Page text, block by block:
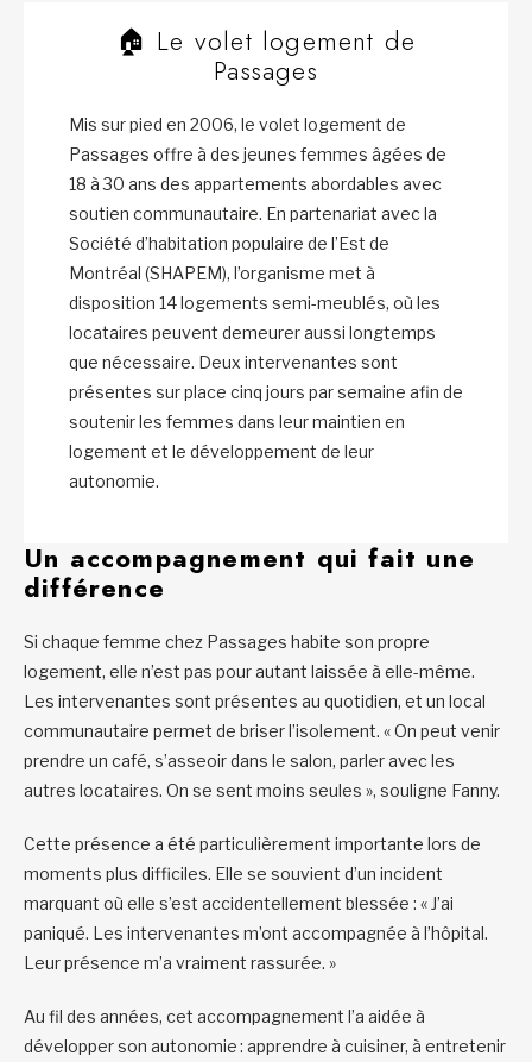
🏠 Le volet logement de
Passages
Mis sur pied en 2006, le volet logement de
Passages offre à des jeunes femmes âgées de
18 à 30 ans des appartements abordables avec
soutien communautaire. En partenariat avec la
Société d’habitation populaire de l’Est de
Montréal (SHAPEM), l’organisme met à
disposition 14 logements semi-meublés, où les
locataires peuvent demeurer aussi longtemps
que nécessaire. Deux intervenantes sont
présentes sur place cinq jours par semaine afin de
soutenir les femmes dans leur maintien en
logement et le développement de leur
autonomie.
Un accompagnement qui fait une
différence
Si chaque femme chez Passages habite son propre
logement, elle n’est pas pour autant laissée à elle-même.
Les intervenantes sont présentes au quotidien, et un local
communautaire permet de briser l’isolement. « On peut venir
prendre un café, s’asseoir dans le salon, parler avec les
autres locataires. On se sent moins seules », souligne Fanny.
Cette présence a été particulièrement importante lors de
moments plus difficiles. Elle se souvient d’un incident
marquant où elle s’est accidentellement blessée : « J’ai
paniqué. Les intervenantes m’ont accompagnée à l’hôpital.
Leur présence m’a vraiment rassurée. »
Au fil des années, cet accompagnement l’a aidée à
développer son autonomie : apprendre à cuisiner, à entretenir